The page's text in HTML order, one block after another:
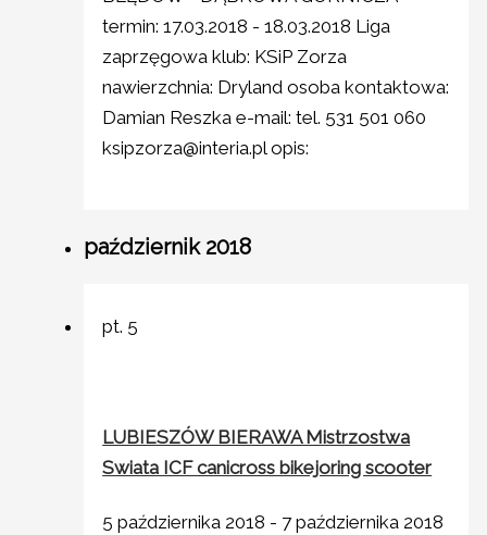
termin: 17.03.2018 - 18.03.2018 Liga
zaprzęgowa klub: KSiP Zorza
nawierzchnia: Dryland osoba kontaktowa:
Damian Reszka e-mail: tel. 531 501 060
ksipzorza@interia.pl opis:
październik 2018
pt. 5
LUBIESZÓW BIERAWA Mistrzostwa
Swiata ICF canicross bikejoring scooter
5 października 2018 - 7 października 2018